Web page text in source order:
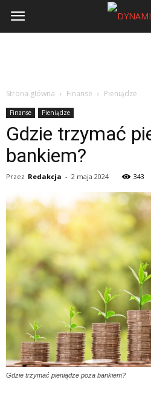
Strona główna Finanse Pieniądze
Finanse Pieniądze
Gdzie trzymać
bankiem?
Przez Redakcja - 2 maja 2024 343
Gdzie trzymać pieniądze poza bankiem?